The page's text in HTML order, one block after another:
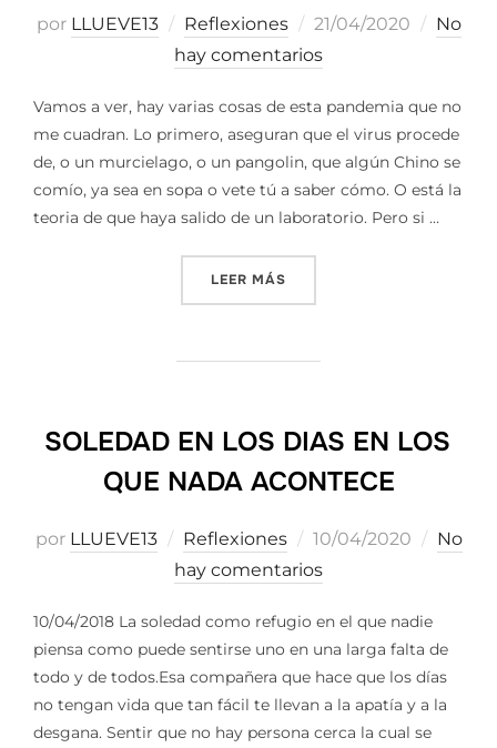
por LLUEVE13 Reflexiones
Publicado
el
21/04/2020
No
hay comentarios
Vamos a ver, hay varias cosas de esta pandemia que no
me cuadran. Lo primero, aseguran que el virus procede
de, o un murcielago, o un pangolin, que algún Chino se
comío, ya sea en sopa o vete tú a saber cómo. O está la
teoria de que haya salido de un laboratorio. Pero si …
LEER MÁS
SOLEDAD EN LOS DIAS EN LOS
QUE NADA ACONTECE
por LLUEVE13 Reflexiones
Publicado
el
10/04/2020
No
hay comentarios
10/04/2018 La soledad como refugio en el que nadie
piensa como puede sentirse uno en una larga falta de
todo y de todos.Esa compañera que hace que los días
no tengan vida que tan fácil te llevan a la apatía y a la
desgana. Sentir que no hay persona cerca la cual se